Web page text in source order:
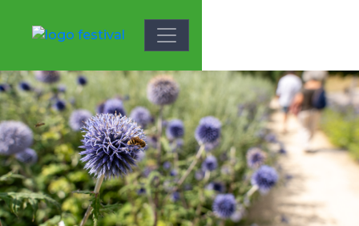
Média du slide
Image